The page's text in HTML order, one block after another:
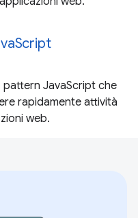
JavaScript che
rapidamente attività
web.